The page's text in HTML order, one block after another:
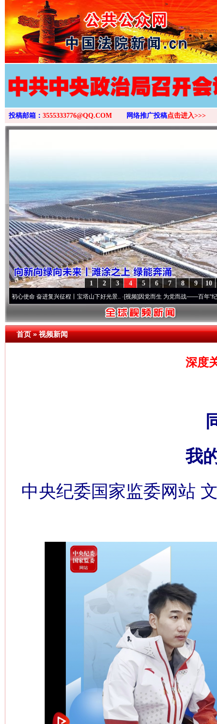
>
投稿邮箱： 3555333776@QQ.COM 网络推广投稿点击进入>>>
10
9
8
7
6
5
4
3
2
1
奋进复兴征程丨宝塔山下好光景..·[视频]因党而生 为党而战——百年“纪”事⑧加强
首页»视频新闻
深度
我
中央纪委国家监委网站